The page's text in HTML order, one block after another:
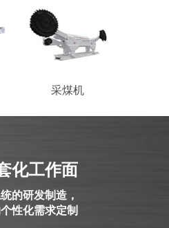
采煤机
化工作面
的研发制造，
性化需求定制